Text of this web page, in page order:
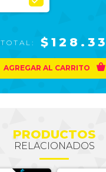
TOTAL: $128.33
AGREGAR AL CARRITO 
PRODUCTOS
RELACIONADOS